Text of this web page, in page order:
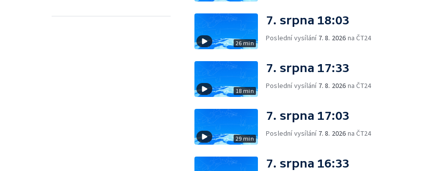
26 min
7. srpna 18:03
Poslední vysílání 7. 8. 2026 na ČT24
18 min
7. srpna 17:33
Poslední vysílání 7. 8. 2026 na ČT24
29 min
7. srpna 17:03
Poslední vysílání 7. 8. 2026 na ČT24
7. srpna 16:33